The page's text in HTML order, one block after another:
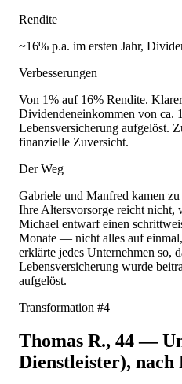
Rendite
~16% p.a. im ersten Jahr,
Verbesserungen
Von 1% auf 16% Rendite.
Dividendeneinkommen von ca.
Lebensversicherung aufgelöst.
finanzielle Zuversicht.
Der Weg
Gabriele und Manfred kamen
Ihre Altersvorsorge reicht nicht,
Michael entwarf einen
Monate — nicht alles auf
erklärte jedes Unternehmen so,
Lebensversicherung wurde
aufgelöst.
Transformation #4
Thomas R., 44—
Dienstleister),